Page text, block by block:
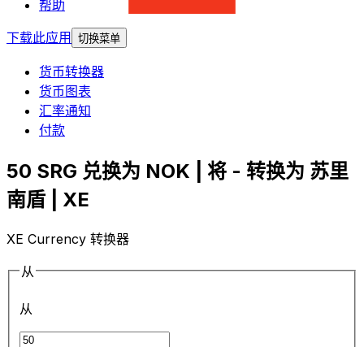
帮助
下载此应用
切换菜单
货币转换器
货币图表
汇率通知
付款
50 SRG 兑换为 NOK | 将 - 转换为 苏里
南盾 | XE
XE Currency 转换器
从
从